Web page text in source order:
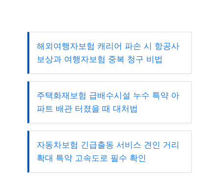
해외여행자보험 캐리어 파손 시 항공사
보상과 여행자보험 중복 청구 비법
주택화재보험 급배수시설 누수 특약 아
파트 배관 터졌을 때 대처법
자동차보험 긴급출동 서비스 견인 거리
확대 특약 고속도로 필수 확인